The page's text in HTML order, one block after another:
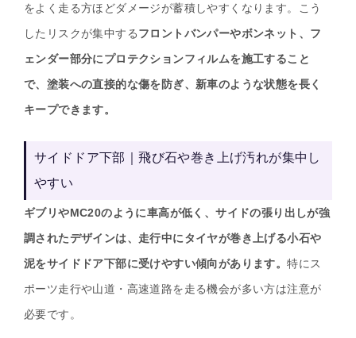
をよく走る方ほどダメージが蓄積しやすくなります。こう
したリスクが集中するフロントバンパーやボンネット、フ
ェンダー部分にプロテクションフィルムを施工すること
で、塗装への直接的な傷を防ぎ、新車のような状態を長く
キープできます。
サイドドア下部｜飛び石や巻き上げ汚れが集中し
やすい
ギブリやMC20のように車高が低く、サイドの張り出しが強
調されたデザインは、走行中にタイヤが巻き上げる小石や
泥をサイドドア下部に受けやすい傾向があります。特にス
ポーツ走行や山道・高速道路を走る機会が多い方は注意が
必要です。